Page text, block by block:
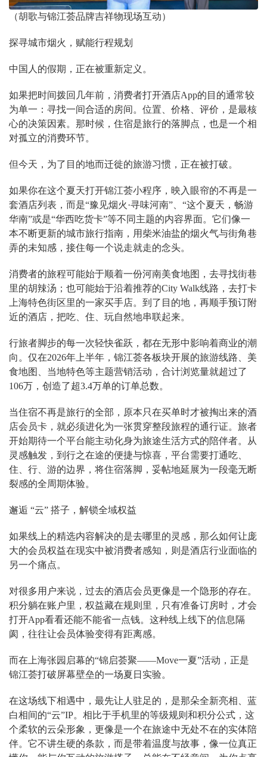
（胡歌与锦江荟品牌吉祥物现场互动）
探寻城市烟火，赋能行程规划
中国人的假期，正在被重新定义。
如果把时间拨回几年前，消费者打开酒店App的目的通常较
为单一：寻找一间合适的房间。位置、价格、评价，是最核
心的决策因素。那时候，住宿是旅行的落脚点，也是一个相
对孤立的消费环节。
但今天，为了目的地而迁徙的旅游习惯，正在被打破。
如果你在这个夏天打开锦江荟小程序，映入眼帘的不再是一
套酒店列表，而是“豫见烟火·寻味河南”、“这个夏天，畅游
华南”或是“华西吃货卡”等不同主题的内容界面。它们像一
本不断更新的城市旅行指南，用柴米油盐的烟火气与街角巷
弄的未知感，接住每一个说走就走的念头。
消费者的旅程可能始于顺着一份河南美食地图，去寻找街巷
里的胡辣汤；也可能始于沿着推荐的City Walk线路，去打卡
上海特色街区里的一家买手店。到了目的地，再顺手预订附
近的酒店，把吃、住、玩自然地串联起来。
行旅者脚步的每一次轻快雀跃，都在无形中影响着商业的潮
向。仅在2026年上半年，锦江荟各板块开展的旅游线路、美
食地图、当地特色等主题营销活动，合计浏览量就超过了
106万，创造了超3.4万单的订单总数。
当住宿不再是旅行的全部，原本只在买单时才被掏出来的酒
店会员卡，就必须进化为一张贯穿整段旅程的通行证。旅者
开始期待一个平台能主动化身为旅途生活方式的陪伴者。从
灵感触发，到行之在途的便捷与惊喜，平台需要打通吃、
住、行、游的边界，将住宿落脚，妥帖地延展为一段毫无断
裂感的全周期体验。
邂逅 “云” 搭子，解锁全域权益
如果线上的精选内容解决的是去哪里的灵感，那么如何让庞
大的会员权益在现实中被消费者感知，则是酒店行业面临的
另一个痛点。
对很多用户来说，过去的酒店会员更像是一个隐形的存在。
积分躺在账户里，权益藏在规则里，只有准备订房时，才会
打开App看看还能不能省一点钱。这种线上线下的信息隔
阂，往往让会员体验变得有距离感。
而在上海张园启幕的“锦启荟聚——Move一夏”活动，正是
锦江荟打破屏幕壁垒的一场夏日实验。
在这场线下相遇中，最先让人驻足的，是那朵全新亮相、蓝
白相间的“云”IP。相比于手机里的等级规则和积分公式，这
个柔软的云朵形象，更像是一个在旅途中无处不在的实体陪
伴。它不讲生硬的条款，而是带着温度与故事，像一位真正